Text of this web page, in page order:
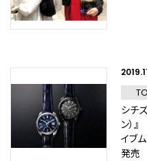
シチ
ン）
イブ
発売